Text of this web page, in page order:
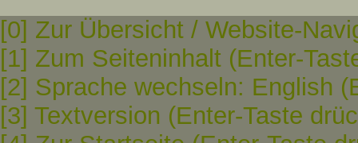
[0] Zur Übersicht / Website-
[1] Zum Seiteninhalt (Enter-
[2] Sprache wechseln: English
[3] Textversion (Enter-Taste